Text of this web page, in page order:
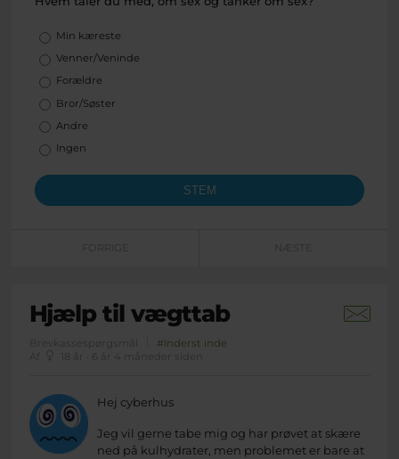
Valgmuligheder
Min kæreste
Venner/Veninde
Forældre
Bror/Søster
Andre
Ingen
FORRIGE NÆSTE
Hjælp til vægttab
Brevkassespørgsmål
#Inderst inde
Af
18 år · 6 år 4 måneder siden
Hej cyberhus
Jeg vil gerne tabe mig og har prøvet at skære
ned på kulhydrater, men problemet er bare at